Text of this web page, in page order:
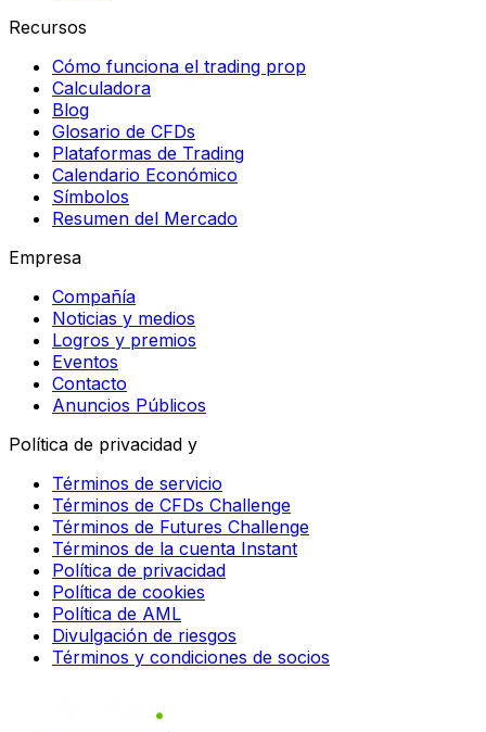
Recursos
Cómo funciona el trading prop
Calculadora
Blog
Glosario de CFDs
Plataformas de Trading
Calendario Económico
Símbolos
Resumen del Mercado
Empresa
Compañía
Noticias y medios
Logros y premios
Eventos
Contacto
Anuncios Públicos
Política de privacidad y
Términos de servicio
Términos de CFDs Challenge
Términos de Futures Challenge
Términos de la cuenta Instant
Política de privacidad
Política de cookies
Política de AML
Divulgación de riesgos
Términos y condiciones de socios